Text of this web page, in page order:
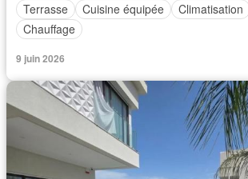
Terrasse
Cuisine équipée Climatisation
Chauffage
9 juin 2026